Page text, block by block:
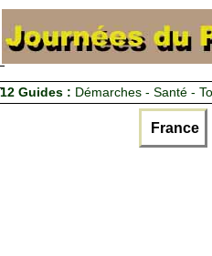
12 Guides : Démarches - Santé -
France